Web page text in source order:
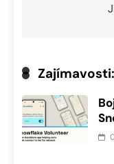
Zajímavosti: